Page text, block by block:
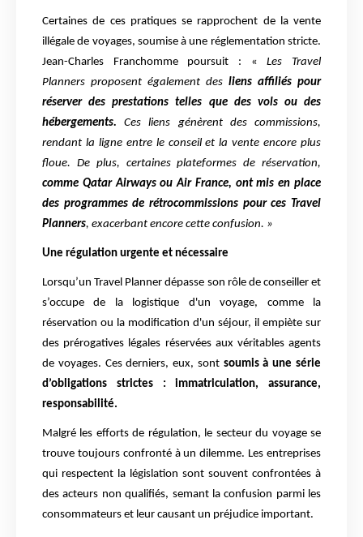
Certaines de ces pratiques se rapprochent de la vente
illégale de voyages, soumise à une réglementation stricte.
Jean-Charles Franchomme poursuit : «Les Travel
Planners proposent également des liens affiliés pour
réserver des prestations telles que des vols ou des
hébergements. Ces liens génèrent des commissions,
rendant la ligne entre le conseil et la vente encore plus
floue. De plus, certaines plateformes de réservation,
comme Qatar Airways ou Air France, ont mis en place
des programmes de rétrocommissions pour ces Travel
Planners, exacerbant encore cette confusion. »
Une régulation urgente et nécessaire
Lorsqu’un Travel Planner dépasse son rôle de conseiller et
s’occupe de la logistique d'un voyage, comme la
réservation ou la modification d'un séjour, il empiète sur
des prérogatives légales réservées aux véritables agents
de voyages. Ces derniers, eux, sont soumis à une série
d’obligations strictes : immatriculation, assurance,
responsabilité.
Malgré les efforts de régulation, le secteur du voyage se
trouve toujours confronté à un dilemme. Les entreprises
qui respectent la législation sont souvent confrontées à
des acteurs non qualifiés, semant la confusion parmi les
consommateurs et leur causant un préjudice important.